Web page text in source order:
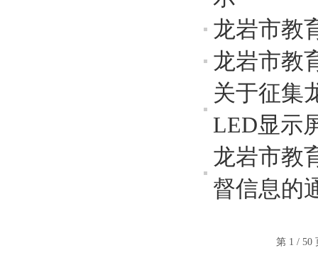
龙岩市教
龙岩市教
关于征集
LED显示
龙岩市教
督信息的
第 1 / 50